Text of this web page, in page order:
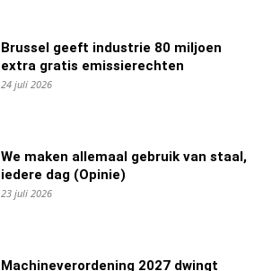
Brussel geeft industrie 80 miljoen
extra gratis emissierechten
24 juli 2026
We maken allemaal gebruik van staal,
iedere dag (Opinie)
23 juli 2026
Machineverordening 2027 dwingt